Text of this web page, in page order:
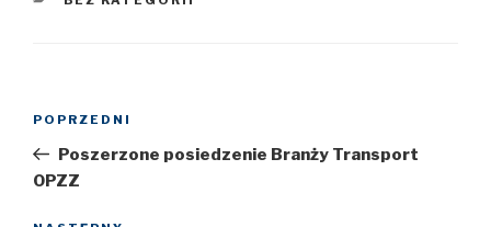
Nawigacja
Poprzedni
wpis
POPRZEDNI
Poszerzone posiedzenie Branży Transport
OPZZ